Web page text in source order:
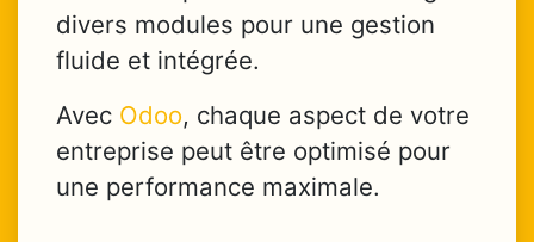
divers modules pour une gestion
fluide et intégrée.
Avec Odoo, chaque aspect de votre
entreprise peut être optimisé pour
une performance maximale.